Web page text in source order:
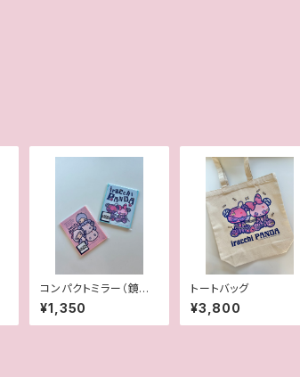
コンパクトミラー（鏡面
デザインあり）
¥1,350
トートバッグ
¥3,800